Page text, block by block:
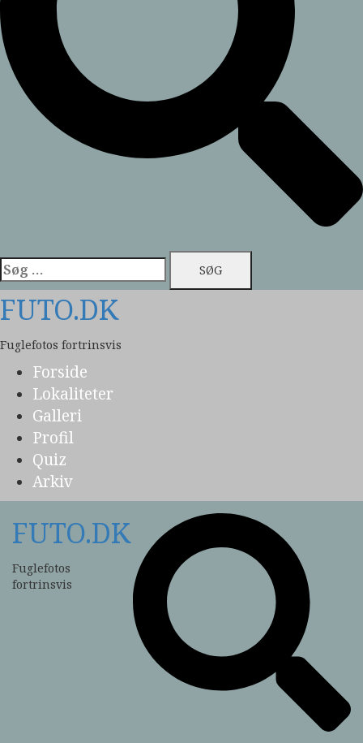
Søg
efter:
FUTO.DK
Fuglefotos fortrinsvis
Forside
Lokaliteter
Galleri
Profil
Quiz
Arkiv
FUTO.DK
Fuglefotos
fortrinsvis